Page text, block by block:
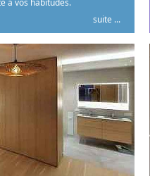
à vos habitudes.
suite ...